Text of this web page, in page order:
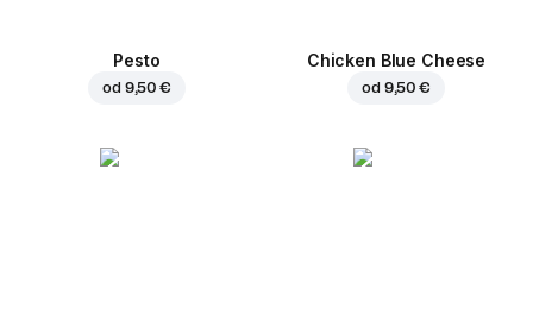
Pesto
od 9,50 €
Chicken Blue Cheese
od 9,50 €